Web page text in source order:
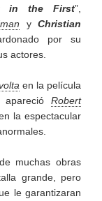
in the First”,
yChristian
por su
actores.
en la película
Robert
la espectacular
muchas obras
grande, pero
le garantizaran